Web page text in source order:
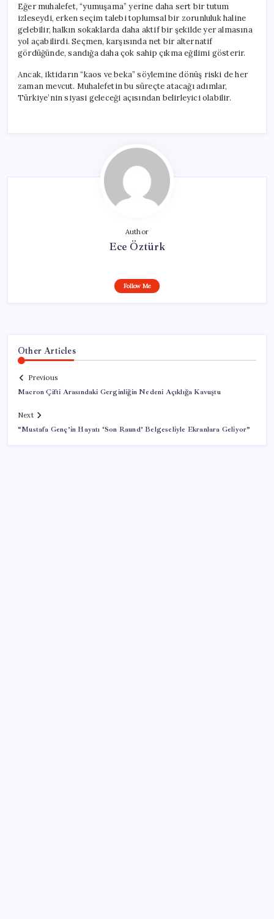
Eğer muhalefet, “yumuşama” yerine daha sert bir tutum
izleseydi, erken seçim talebi toplumsal bir zorunluluk haline
gelebilir, halkın sokaklarda daha aktif bir şekilde yer almasına
yol açabilirdi. Seçmen, karşısında net bir alternatif
gördüğünde, sandığa daha çok sahip çıkma eğilimi gösterir.
Ancak, iktidarın “kaos ve beka” söylemine dönüş riski de her
zaman mevcut. Muhalefetin bu süreçte atacağı adımlar,
Türkiye’nin siyasi geleceği açısından belirleyici olabilir.
Author
Ece Öztürk
Follow Me
Other Articles
Previous
Macron Çifti Arasındaki Gerginliğin Nedeni Açıklığa Kavuştu
Next
“Mustafa Genç’in Hayatı ‘Son Raund’ Belgeseliyle Ekranlara Geliyor”